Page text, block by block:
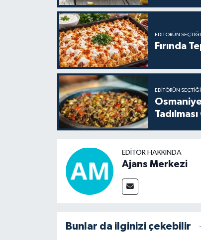
EDITÖRÜN SEÇTIĞI
Fırında
EDITÖRÜN SEÇTIĞI
EDITÖR HAKKINDA
Ajans Merkezi
Bunlar da ilginizi çekebilir